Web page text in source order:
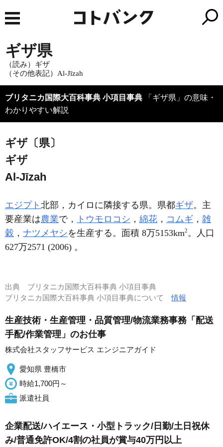
ギザ県
（読み）ギザ
（その他表記）Al-Jīzah
ブリタニカ国際大百科事典 小項目事典 「ギザ県」の意味・
わかりやすい解説
ギザ〔県〕
ギザ
Al-Jīzah
エジプト 北部，カイロに隣接する県。県都ギザ。主
要産業は農業で， トウモロコシ ， 綿花 ， コムギ ， 雑
穀 ， ナツメヤシを生産する。面積 8万5153km2。人口
627万2571 (2006) 。
出典 ブリタニカ国際大百科事典 小項目事典
ブリタニカ国際大百科事典 小項目事典について情報
生産技術・生産管理・品質管理/物流業務事務「配送
手配/作業管理」のお仕事
株式会社スタッフサービス エンジニアガイド
愛知県 豊橋市
時給1,700円～
派遣社員
企業配送/ハイエース・小型トラック/日勤/土日祝休
み/普通免許OK/4割の社員が賞与40万円以上